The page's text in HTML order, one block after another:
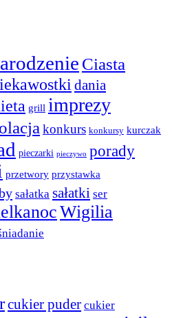
Ciasta
dania
grill imprezy
konkurs konkursy kurczak
pieczarki pieczywo porady
przetwory przystawka
sałatka sałatki ser
Wigilia
cukier puder cukier